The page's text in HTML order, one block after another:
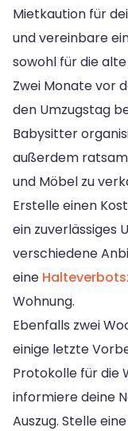
Mietkaution für
und vereinbare
sowohl für die
Zwei Monate vor
den Umzugstag
Babysitter
außerdem
und Möbel zu
Erstelle einen
ein zuverlässiges
verschiedene
eine
Wohnung.
Ebenfalls zwei
einige letzte
Protokolle für die
informiere deine
Auszug. Stelle